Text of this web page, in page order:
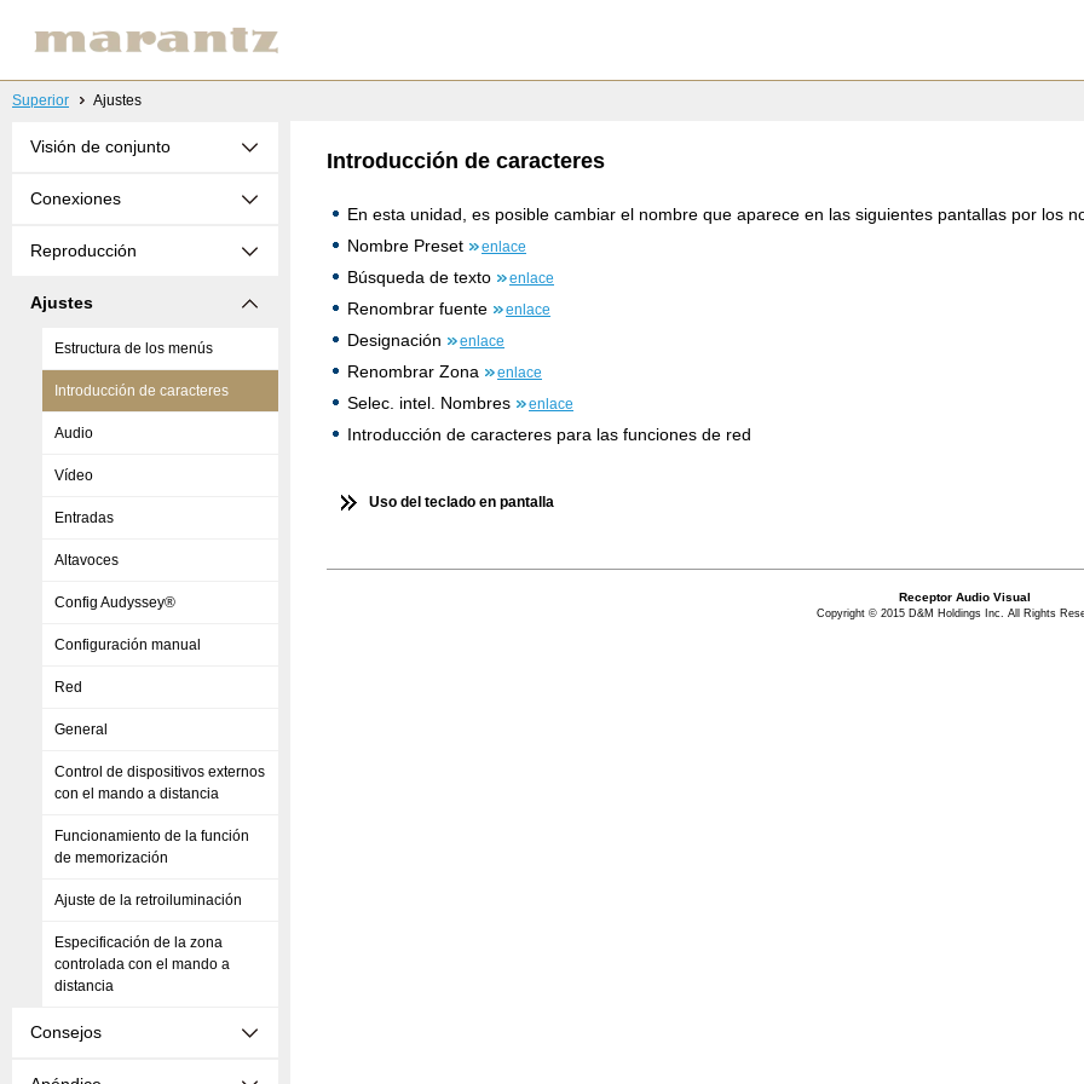
Superior Ajustes
Visión de conjunto
Conexiones
Reproducción
Ajustes
Estructura de los menús
Introducción de caracteres
Audio
Vídeo
Entradas
Altavoces
Config Audyssey®
Configuración manual
Red
General
Control de dispositivos externos
con el mando a distancia
Funcionamiento de la función
de memorización
Ajuste de la retroiluminación
Especificación de la zona
controlada con el mando a
distancia
Consejos
Introducción de caracteres
En esta unidad, es posible cambiar el nombre que aparece en las siguientes pantallas por los
Nombre Preset
enlace
Búsqueda de texto enlace
Renombrar fuente enlace
Designación enlace
Renombrar Zona enlace
Selec. intel. Nombres enlace
Introducción de caracteres para las funciones de red
Uso del teclado en pantalla
Receptor Audio Visual
Copyright © 2015 D&M Holdings Inc. All Rights